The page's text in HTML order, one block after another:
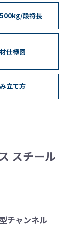
段特長
仕様図
立て方
スチール
チャンネル